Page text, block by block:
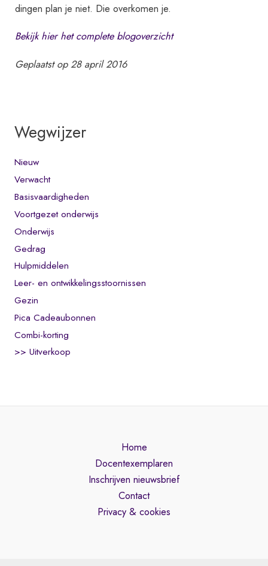
dingen plan je niet. Die overkomen je.
Bekijk hier het complete blogoverzicht
Geplaatst op 28 april 2016
Wegwijzer
Nieuw
Verwacht
Basisvaardigheden
Voortgezet onderwijs
Onderwijs
Gedrag
Hulpmiddelen
Leer- en ontwikkelingsstoornissen
Gezin
Pica Cadeaubonnen
Combi-korting
>> Uitverkoop
Home
Docentexemplaren
Inschrijven nieuwsbrief
Contact
Privacy & cookies